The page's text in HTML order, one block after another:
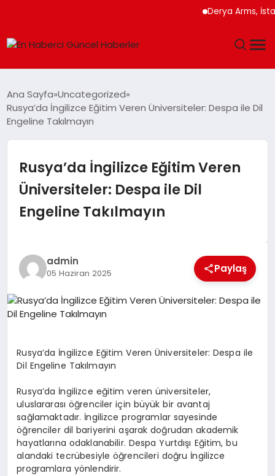
Derya Arms,
SPOR
TEKNOLOJI
MAGAZIN
EKONOMI
EĞITIM
Ana Sayfa Uncategorized
Rusya’da İngilizce Eğitim Veren Üniversiteler: Despa ile Dil
Engeline Takılmayın
Rusya’da İngilizce Eğitim Veren
Üniversiteler: Despa ile Dil
Engeline Takılmayın
admin
05 Haziran 2025 Paylaş
Rusya’da İngilizce Eğitim Veren Üniversiteler: Despa ile
Dil Engeline Takılmayın
Rusya’da İngilizce eğitim veren üniversiteler,
uluslararası öğrenciler için büyük bir avantaj
sağlamaktadır. İngilizce programlar sayesinde
öğrenciler dil bariyerini aşarak doğrudan akademik
hayatlarına odaklanabilir. Despa Yurtdışı Eğitim, bu
alandaki tecrübesiyle öğrencileri doğru İngilizce
programlara yönlendirir.